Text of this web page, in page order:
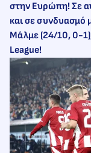
στην Ευρώπη! Σε
και σε συνδυασμό
Μάλμε (24/10, 0-1),
League!